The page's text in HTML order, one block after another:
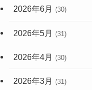
2026年6月 (30)
2026年5月 (31)
2026年4月 (30)
2026年3月 (31)